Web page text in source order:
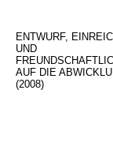
ENTWURF,
UND
AUF DIE
(2008)